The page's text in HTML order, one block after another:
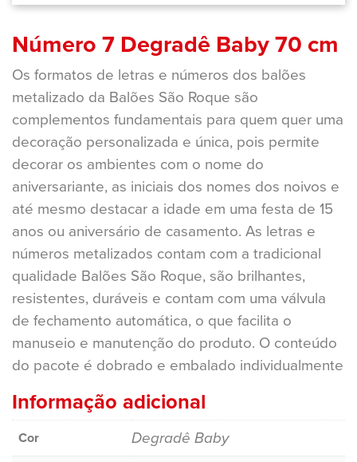
Número 7 Degradê Baby 70 cm
Os formatos de letras e números dos balões
metalizado da Balões São Roque são
complementos fundamentais para quem quer uma
decoração personalizada e única, pois permite
decorar os ambientes com o nome do
aniversariante, as iniciais dos nomes dos noivos e
até mesmo destacar a idade em uma festa de 15
anos ou aniversário de casamento. As letras e
números metalizados contam com a tradicional
qualidade Balões São Roque, são brilhantes,
resistentes, duráveis e contam com uma válvula
de fechamento automática, o que facilita o
manuseio e manutenção do produto. O conteúdo
do pacote é dobrado e embalado individualmente
Informação adicional
Cor Degradê Baby